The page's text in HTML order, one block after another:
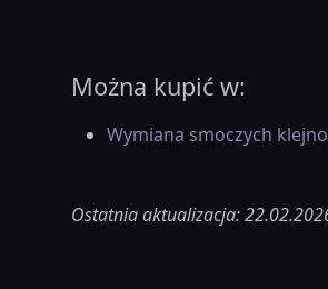
Można kupić w:
Wymiana smoczych
Ostatnia aktualizacja: